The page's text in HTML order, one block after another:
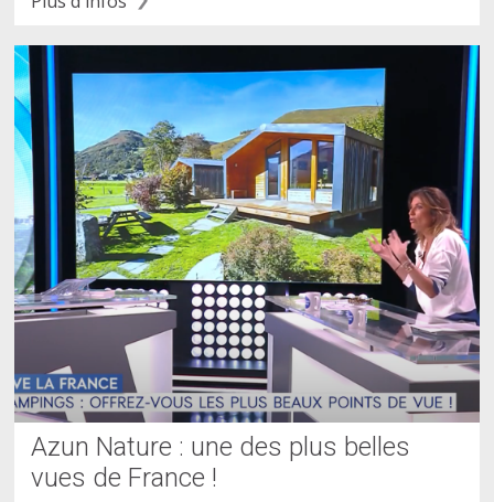
Azun Nature : une des plus belles
vues de France !